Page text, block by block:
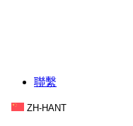
聯繫
ZH-HANT